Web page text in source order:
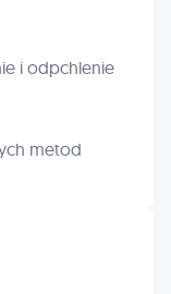
i odpchlenie
metod